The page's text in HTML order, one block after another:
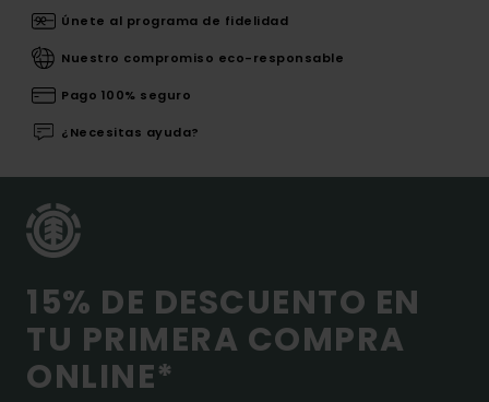
Únete al programa de fidelidad
Nuestro compromiso eco-responsable
Pago 100% seguro
¿Necesitas ayuda?
15% DE DESCUENTO EN
TU PRIMERA COMPRA
ONLINE*